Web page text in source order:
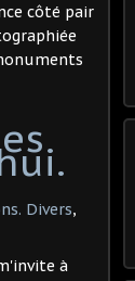
côté pair
Divers,
à